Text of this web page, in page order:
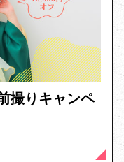
撮りキャンペ